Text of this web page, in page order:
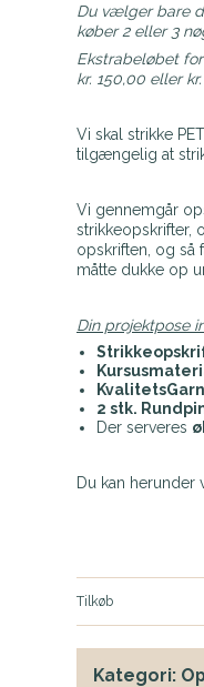
Du vælger bare
køber2 eller 3
Ekstrabeløbet
kr. 150,00 eller
Vi skal strikke
tilgængelig at
Vi gennemgår
strikkeopskrifter,
opskriften, og så
måtte dukke op
Din projektpose
2 stk.
Der serveres
Du kan herunder
Tilkøb
Kategori: